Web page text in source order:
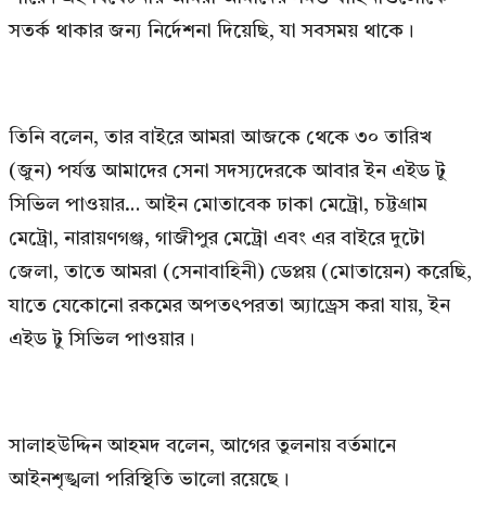
সতর্ক থাকার জন্য নির্দেশনা দিয়েছি, যা সবসময় থাকে।
তিনি বলেন, তার বাইরে আমরা আজকে থেকে ৩০ তারিখ
(জুন) পর্যন্ত আমাদের সেনা সদস্যদেরকে আবার ইন এইড টু
সিভিল পাওয়ার… আইন মোতাবেক ঢাকা মেট্রো, চট্টগ্রাম
মেট্রো, নারায়ণগঞ্জ, গাজীপুর মেট্রো এবং এর বাইরে দুটো
জেলা, তাতে আমরা (সেনাবাহিনী) ডেপ্লয় (মোতায়েন) করেছি,
যাতে যেকোনো রকমের অপতৎপরতা অ্যাড্রেস করা যায়, ইন
এইড টু সিভিল পাওয়ার।
সালাহউদ্দিন আহমদ বলেন, আগের তুলনায় বর্তমানে
আইনশৃঙ্খলা পরিস্থিতি ভালো রয়েছে।